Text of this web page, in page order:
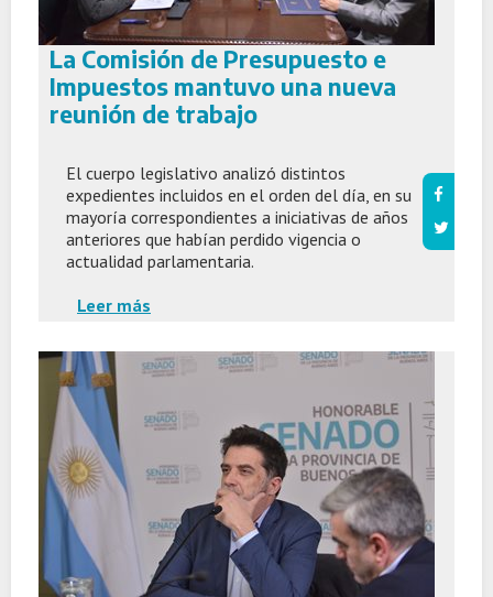
La Comisión de Presupuesto e
Impuestos mantuvo una nueva
reunión de trabajo
El cuerpo legislativo analizó distintos
expedientes incluidos en el orden del día, en su
mayoría correspondientes a iniciativas de años
anteriores que habían perdido vigencia o
actualidad parlamentaria.
Leer más